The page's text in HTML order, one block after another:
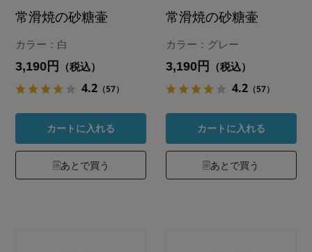
常滑焼の砂糖壷
カラー：白
3,190円 （税込）
4.2 （57）
カートに入れる
あとで買う
常滑焼の砂糖壷
カラー：グレー
3,190円 （税込）
4.2 （57）
カートに入れる
あとで買う